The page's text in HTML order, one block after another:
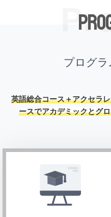
プログラ
英語総合コース＋アクセラ
ースでアカデミックとグ